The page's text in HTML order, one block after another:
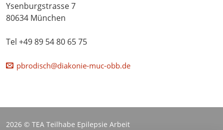
Ysenburgstrasse 7
80634 München
Tel +49 89 54 80 65 75
pbrodisch@diakonie-muc-obb.de
2026 © TEA Teilhabe Epilepsie Arbeit